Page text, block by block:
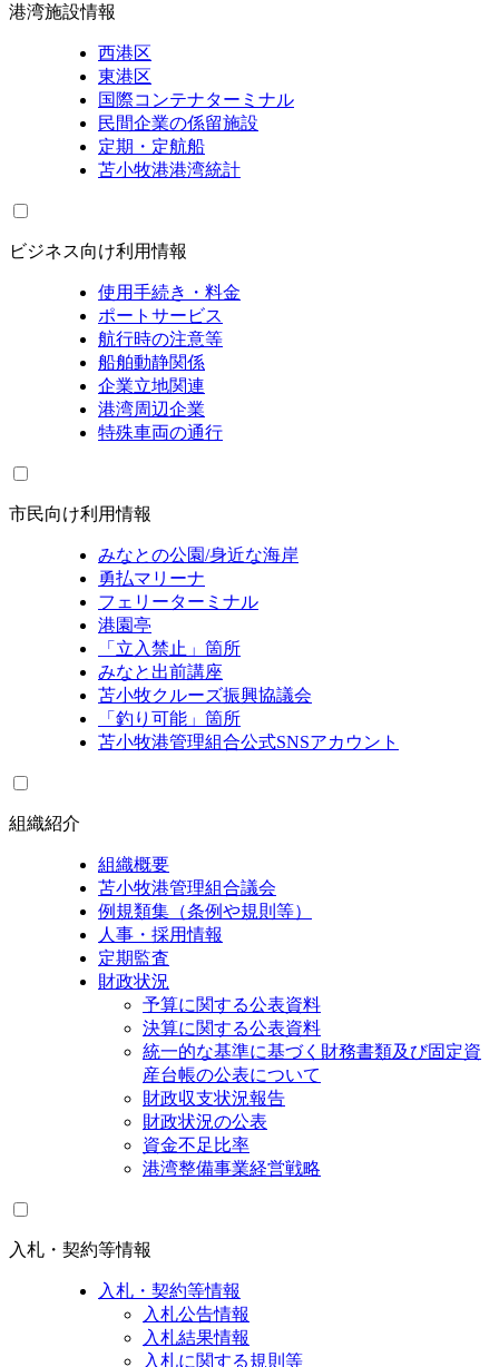
港湾施設情報
西港区
東港区
国際コンテナターミナル
民間企業の係留施設
定期・定航船
苫小牧港港湾統計
ビジネス向け利用情報
使用手続き・料金
ポートサービス
航行時の注意等
船舶動静関係
企業立地関連
港湾周辺企業
特殊車両の通行
市民向け利用情報
みなとの公園/身近な海岸
勇払マリーナ
フェリーターミナル
港園亭
「立入禁止」箇所
みなと出前講座
苫小牧クルーズ振興協議会
「釣り可能」箇所
苫小牧港管理組合公式SNSアカウント
組織紹介
組織概要
苫小牧港管理組合議会
例規類集（条例や規則等）
人事・採用情報
定期監査
財政状況
予算に関する公表資料
決算に関する公表資料
統一的な基準に基づく財務書類及び固定資
産台帳の公表について
財政収支状況報告
財政状況の公表
資金不足比率
港湾整備事業経営戦略
入札・契約等情報
入札・契約等情報
入札公告情報
入札結果情報
入札に関する規則等